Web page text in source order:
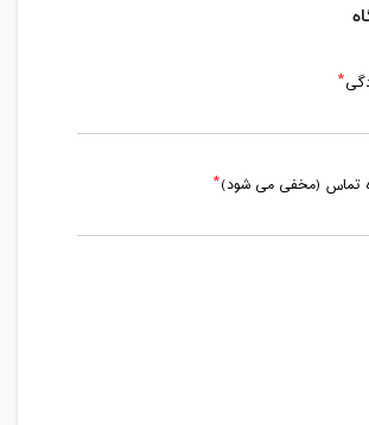
مدت کلاس : 01:30 ساعت
تماس (مخفی می شود)